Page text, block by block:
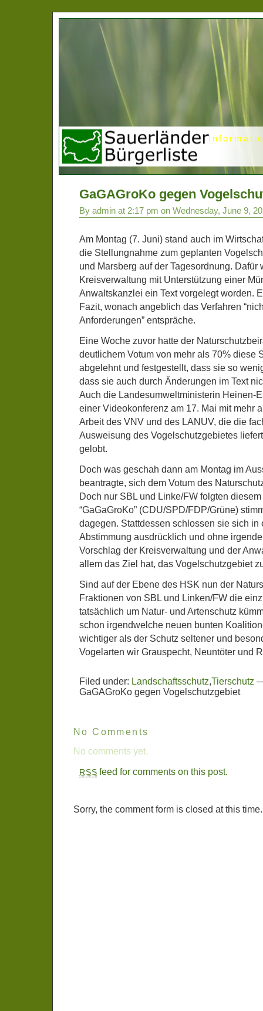
GaGAGroKo gegen
By admin at 2:17 pm on Wednesday, June 9,
Am Montag (7. Juni) stand auch im
die Stellungnahme zum geplanten
und Marsberg auf der Tagesordnung. Dafür
Kreisverwaltung mit Unterstützung einer
Anwaltskanzlei ein Text vorgelegt worden.
Fazit, wonach angeblich das Verfahren
Anforderungen” entspräche.
Eine Woche zuvor hatte der
deutlichem Votum von mehr als 70% diese
abgelehnt und festgestellt, dass sie so
dass sie auch durch Änderungen im Text
Auch die Landesumweltministerin Heinen-
einer Videokonferenz am 17. Mai mit mehr
Arbeit des VNV und des LANUV, die die
Ausweisung des Vogelschutzgebietes
gelobt.
Doch was geschah dann am Montag im
beantragte, sich dem Votum des
Doch nur SBL und Linke/FW folgten
“GaGaGroKo” (CDU/SPD/FDP/Grüne)
dagegen. Stattdessen schlossen sie sich in
Abstimmung ausdrücklich und ohne
Vorschlag der Kreisverwaltung und der
allem das Ziel hat, das Vogelschutzgebiet
Sind auf der Ebene des HSK nun der
Fraktionen von SBL und Linken/FW die
tatsächlich um Natur- und Artenschutz
schon irgendwelche neuen bunten
wichtiger als der Schutz seltener und
Vogelarten wir Grauspecht, Neuntöter und
Filed under: Landschaftsschutz,Tierschutz
GaGAGroKo gegen Vogelschutzgebiet
No Comments
No comments yet.
RSS feed for comments on this post.
Sorry, the comment form is closed at this time.